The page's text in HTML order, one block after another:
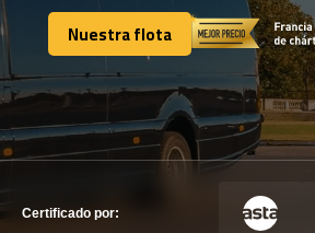
RECORRIDAS
Nuestra flota
Nuestra flota
Certificado por: